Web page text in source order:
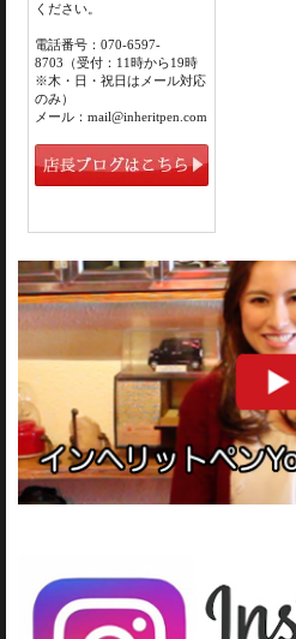
ください。
電話番号：070-6597-
8703（受付：11時から19時
※木・日・祝日はメール対応
のみ）
メール：mail@inheritpen.com